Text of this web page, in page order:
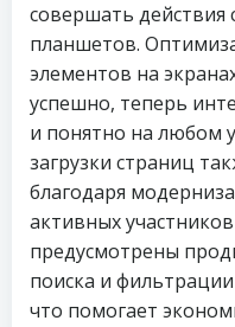
совершать действия
планшетов.
элементов на
успешно, теперь
и понятно на любом
загрузки страниц
благодаря
активных
предусмотрены
поиска и
что помогает